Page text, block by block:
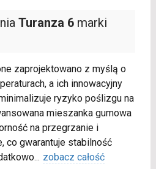
Turanza 6marki
zaprojektowano z myślą o
a ich innowacyjny
ryzyko poślizgu na
mieszanka gumowa
na przegrzanie i
co gwarantuje stabilność
... zobacz całość